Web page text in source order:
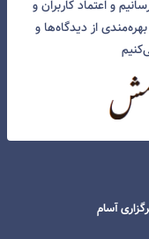
و اعتماد کاربران و
از دیدگاه‌ها و
آسام